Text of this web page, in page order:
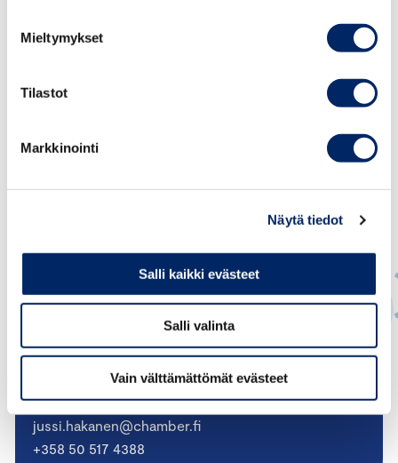
Mieltymykset
Tilastot
Markkinointi
Näytä tiedot
Salli kaikki evästeet
Salli valinta
Vain välttämättömät evästeet
Jussi Hakanen
VASTUULLISUUSPÄÄLLIKKÖ
jussi.hakanen@chamber.fi
+358 50 517 4388